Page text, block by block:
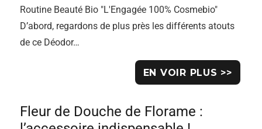
Routine Beauté Bio "L'Engagée 100% Cosmebio"
D’abord, regardons de plus près les différents atouts
de ce Déodor…
EN VOIR PLUS >>
Fleur de Douche de Florame :